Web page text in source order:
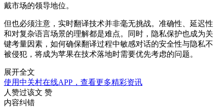
戴市场的领导地位。
但也必须注意，实时翻译技术并非毫无挑战。准确性、延迟性
和对复杂语言场景的理解都是难点。同时，隐私保护也成为关
键考量因素，如何确保翻译过程中敏感对话的安全性与隐私不
被侵犯，将成为苹果在技术落地时需要优先考虑的问题。
展开全文
使用中关村在线APP，查看更多精彩资讯
人赞过该文 赞
内容纠错